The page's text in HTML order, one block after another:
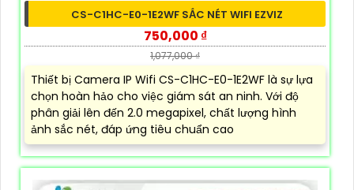
CS-C1HC-E0-1E2WF SẮC NÉT WIFI EZVIZ
750,000 ₫
1,077,000 ₫
Thiết bị Camera IP Wifi CS-C1HC-E0-1E2WF là sự lựa
chọn hoàn hảo cho việc giám sát an ninh. Với độ
phân giải lên đến 2.0 megapixel, chất lượng hình
ảnh sắc nét, đáp ứng tiêu chuẩn cao